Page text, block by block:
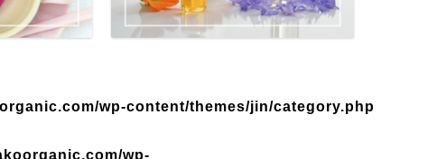
wp-content/themes/jin/category.php
wp-